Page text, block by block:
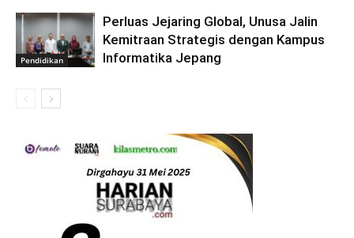
Pendidikan
Perluas Jejaring Global, Unusa Jalin
Kemitraan Strategis dengan Kampus
Informatika Jepang